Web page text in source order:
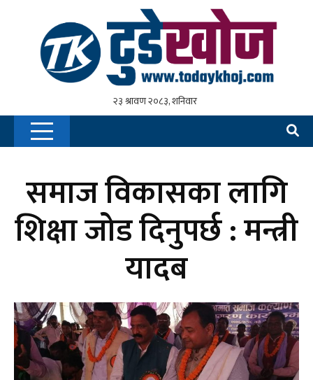
समाज विकासका लागि
शिक्षा जोड दिनुपर्छ : मन्त्री
यादब